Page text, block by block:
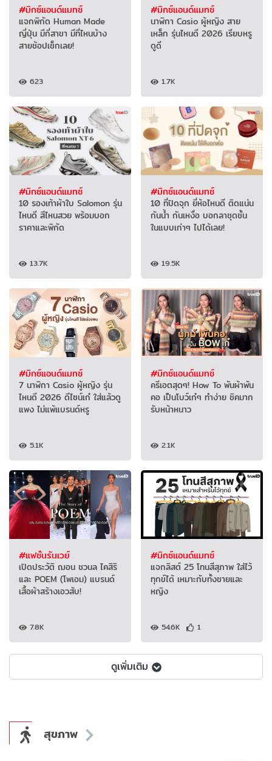
#มิกซ์แอนด์แมทช์
แจกพิกัด Human Made
ญี่ปุ่น มีกี่สาขา มีที่ไหนบ้าง
สายช้อปเช็กเลย!
623
#มิกซ์แอนด์แมทช์
นาฬิกา Casio ผู้หญิง สาย
เหล็ก รุ่นไหนดี 2026 เรียบหรู
ดูดี
1.7K
#มิกซ์แอนด์แมทช์
10 รองเท้าผ้าใบ Salomon รุ่น
ไหนดี สีไหนสวย พร้อมบอก
ราคาและพิกัด
13.7K
#มิกซ์แอนด์แมทช์
10 ที่ปิดจุก ยี่ห้อไหนดี ติดแน่น
กันน้ำ กันเหงื่อ บอกลาชุดชั้น
ในแบบเก่าๆ ไปได้เลย!
19.5K
#มิกซ์แอนด์แมทช์
7 นาฬิกา Casio ผู้หญิง รุ่น
ไหนดี 2026 ดีไซน์เก๋ ใส่แล้วดู
แพง ไม่แพ้แบรนด์หรู
5.1K
#มิกซ์แอนด์แมทช์
ครีเอตสุดๆ! How To พันผ้าพัน
คอ เป็นโบว์เก๋ๆ ทำง่าย ชิคมาก
รับหน้าหนาว
2.1K
#แฟชั่นรันเวย์
เปิดประวัติ ฌอน ชวนล ไคสิริ
และ POEM (โพเอม) แบรนด์
เสื้อผ้าสร้างเอวสับ!
7.8K
#มิกซ์แอนด์แมทช์
แจกลิสต์ 25 โทนสีสุภาพ ใส่ไว้
ทุกข์ได้ เหมาะกับทั้งชายและ
หญิง
54.6K 1
ดูเพิ่มเติม
สุขภาพ